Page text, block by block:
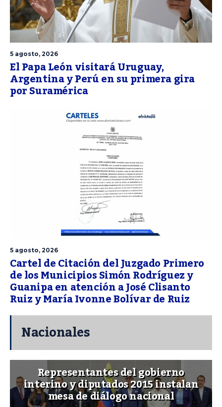
5 agosto, 2026
El Papa León visitará Uruguay,
Argentina y Perú en su primera gira
por Suramérica
5 agosto, 2026
Cartel de Citación del Juzgado Primero
de los Municipios Simón Rodríguez y
Guanipa en atención a José Clisanto
Ruiz y María Ivonne Bolívar de Ruiz
Nacionales
Representantes del gobierno
interino y diputados 2015 instalan
mesa de diálogo nacional